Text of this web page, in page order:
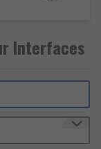
Interfaces